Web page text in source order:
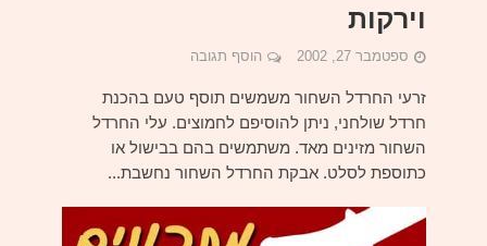
וירקות
ספטמבר 27, 2002 הוסף תגובה
זרעי החרדל השחור משמשים תוסף טעם בהכנת
חרדל שולחני, ניתן להוסיפם לחמוצים. עלי החרדל
השחור מזינים מאד. משתמשים בהם בבישול או
כתוספת לסלט. אבקת החרדל השחור נחשבת...